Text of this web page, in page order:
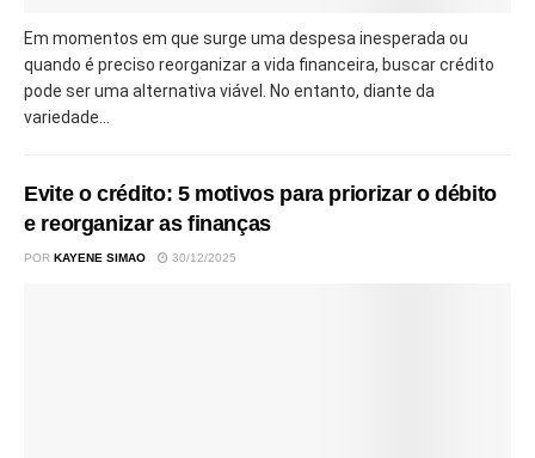
Em momentos em que surge uma despesa inesperada ou
quando é preciso reorganizar a vida financeira, buscar crédito
pode ser uma alternativa viável. No entanto, diante da
variedade...
Evite o crédito: 5 motivos para priorizar o débito
e reorganizar as finanças
POR KAYENE SIMAO 30/12/2025